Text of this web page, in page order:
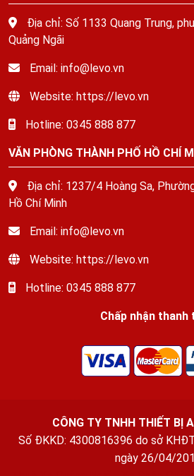
Địa chỉ: Số 1133 Quang Trung,
Quảng Ngãi
Email: info@levo.vn
Website: https://levo.vn
Hotline: 0345 888 877
VĂN PHÒNG THÀNH PHỐ HỒ CHÍ
Địa chỉ: 1237/4 Hoàng Sa,
Hồ Chí Minh
Email: info@levo.vn
Website: https://levo.vn
Hotline: 0345 888 877
Chấp nhận thanh
CÔNG TY TNHH THIẾT BỊ
Số ĐKKD: 4300816396 do sở
ngày 26/04/